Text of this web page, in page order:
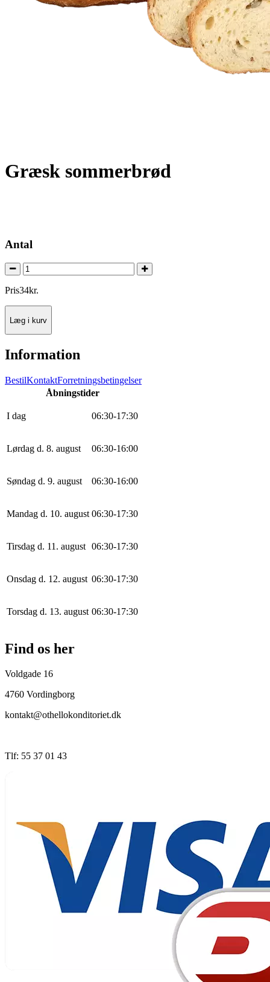
Græsk sommerbrød
Antal
Pris34kr.
Læg i kurv
Information
BestilKontaktForretningsbetingelser
Åbningstider
I dag 06:30-17:30
Lørdag d. 8. august 06:30-16:00
Søndag d. 9. august 06:30-16:00
Mandag d. 10. august 06:30-17:30
Tirsdag d. 11. august 06:30-17:30
Onsdag d. 12. august 06:30-17:30
Torsdag d. 13. august 06:30-17:30
Find os her
Voldgade 16
4760 Vordingborg
kontakt@othellokonditoriet.dk
Tlf: 55 37 01 43